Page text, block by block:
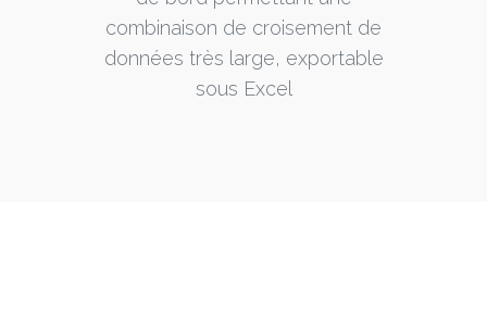
combinaison de croisement de
données très large, exportable
sous Excel